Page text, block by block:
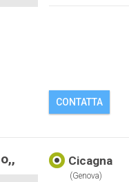
CONTATTA
Cicagna
(genova)